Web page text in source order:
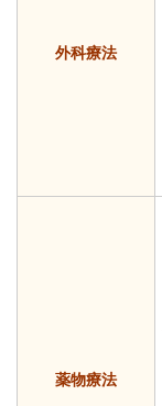
外科療法
薬物療法